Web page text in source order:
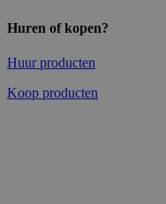
Huren of kopen?
Huur producten
Koop producten